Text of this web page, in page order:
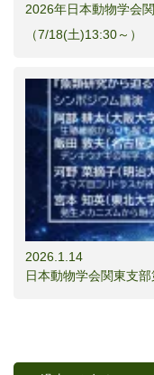
2026年日本動物学会
（7/18(土)13:30～）
2026.1.14
日本動物学会関東支